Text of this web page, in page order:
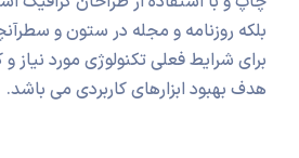
بلکه روزنامه و مجله در ستون و
برای شرایط فعلی تکنولوژی مورد نیاز و
هدف بهبود ابزارهای کاربردی می باشد.